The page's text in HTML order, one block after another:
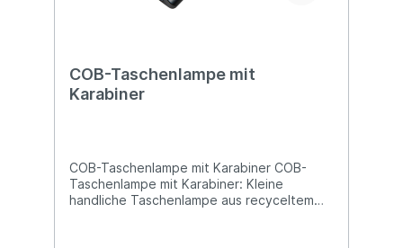
COB-Taschenlampe mit
Karabiner
COB-Taschenlampe mit Karabiner COB-
Taschenlampe mit Karabiner: Kleine
handliche Taschenlampe aus recyceltem